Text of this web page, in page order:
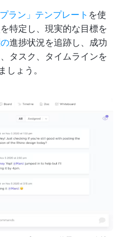
ラン」テンプレート を使
特定し、現実的な目標を
進捗状況を追跡し、成功
タスク、タイムラインを
しょう。